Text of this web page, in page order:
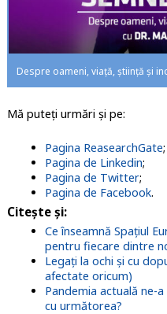
Despre oameni, viață, știință și
Mă puteți urmări și pe:
Pagina ReasearchGate;
Pagina de Linkedin;
Pagina de Twitter;
Pagina de Facebook.
Citește și:
Ce înseamnă Spațiul
pentru fiecare dintre
Legați la ochi și cu
afectate oricum)
Pandemia actuală ne-
cu următorea?